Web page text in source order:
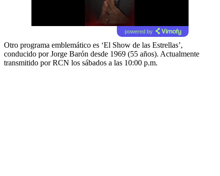
powered by
Otro programa emblemático es ‘El Show de las Estrellas’,
conducido por Jorge Barón desde 1969 (55 años). Actualmente
transmitido por RCN los sábados a las 10:00 p.m.